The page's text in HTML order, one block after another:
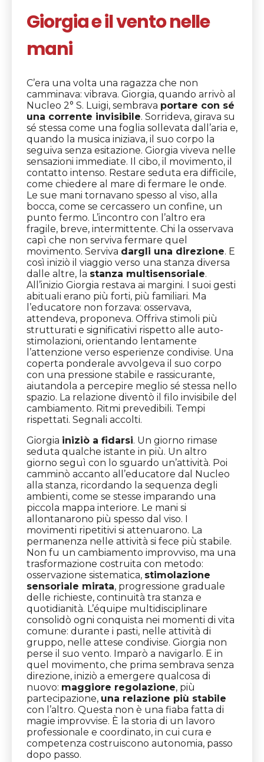
Giorgia e il vento nelle
mani
C’era una volta una ragazza che non
camminava: vibrava. Giorgia, quando arrivò al
Nucleo 2° S. Luigi, sembrava portare con sé
una corrente invisibile. Sorrideva, girava su
sé stessa come una foglia sollevata dall’aria e,
quando la musica iniziava, il suo corpo la
seguiva senza esitazione. Giorgia viveva nelle
sensazioni immediate. Il cibo, il movimento, il
contatto intenso. Restare seduta era difficile,
come chiedere al mare di fermare le onde.
Le sue mani tornavano spesso al viso, alla
bocca, come se cercassero un confine, un
punto fermo. L’incontro con l’altro era
fragile, breve, intermittente. Chi la osservava
capì che non serviva fermare quel
movimento. Serviva dargli una direzione. E
così iniziò il viaggio verso una stanza diversa
dalle altre, la stanza multisensoriale.
All’inizio Giorgia restava ai margini. I suoi gesti
abituali erano più forti, più familiari. Ma
l’educatore non forzava: osservava,
attendeva, proponeva. Offriva stimoli più
strutturati e significativi rispetto alle auto-
stimolazioni, orientando lentamente
l’attenzione verso esperienze condivise. Una
coperta ponderale avvolgeva il suo corpo
con una pressione stabile e rassicurante,
aiutandola a percepire meglio sé stessa nello
spazio. La relazione diventò il filo invisibile del
cambiamento. Ritmi prevedibili. Tempi
rispettati. Segnali accolti.
Giorgia iniziò a fidarsi. Un giorno rimase
seduta qualche istante in più. Un altro
giorno seguì con lo sguardo un’attività. Poi
camminò accanto all’educatore dal Nucleo
alla stanza, ricordando la sequenza degli
ambienti, come se stesse imparando una
piccola mappa interiore. Le mani si
allontanarono più spesso dal viso. I
movimenti ripetitivi si attenuarono. La
permanenza nelle attività si fece più stabile.
Non fu un cambiamento improvviso, ma una
trasformazione costruita con metodo:
osservazione sistematica, stimolazione
sensoriale mirata, progressione graduale
delle richieste, continuità tra stanza e
quotidianità. L’équipe multidisciplinare
consolidò ogni conquista nei momenti di vita
comune: durante i pasti, nelle attività di
gruppo, nelle attese condivise. Giorgia non
perse il suo vento. Imparò a navigarlo. E in
quel movimento, che prima sembrava senza
direzione, iniziò a emergere qualcosa di
nuovo: maggiore regolazione, più
partecipazione, una relazione più stabile
con l’altro. Questa non è una fiaba fatta di
magie improvvise. È la storia di un lavoro
professionale e coordinato, in cui cura e
competenza costruiscono autonomia, passo
dopo passo.